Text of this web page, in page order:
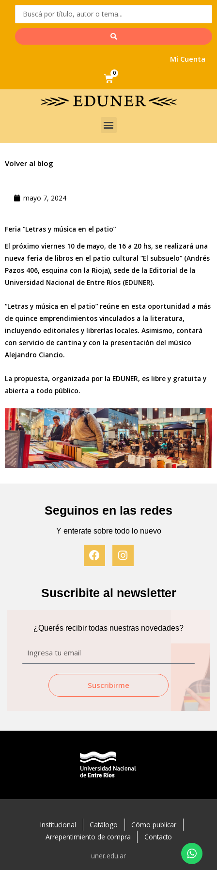
contenido
Mi Cuenta
0
Cart
Menu
Volver al blog
mayo 7, 2024
Feria “Letras y música en el patio”
El próximo viernes 10 de mayo, de 16 a 20 hs, se realizará una
nueva feria de libros en el patio cultural “El subsuelo” (Andrés
Pazos 406, esquina con la Rioja), sede de la Editorial de la
Universidad Nacional de Entre Ríos (EDUNER).
“Letras y música en el patio” reúne en esta oportunidad a más
de quince emprendimientos vinculados a la literatura,
incluyendo editoriales y librerías locales. Asimismo, contará
con servicio de cantina y con la presentación del músico
Alejandro Ciancio.
La propuesta, organizada por la EDUNER, es libre y gratuita y
abierta a todo público.
Seguinos en las redes
Y enterate sobre todo lo nuevo
F
a
c
b
k
I
n
s
a
a
m
Suscribite al newsletter
¿Querés recibir todas nuestras novedades?
Suscribirme
Institucional Catálogo
Cómo publicar
Arrepentimiento de compra
Contacto
uner.edu.ar